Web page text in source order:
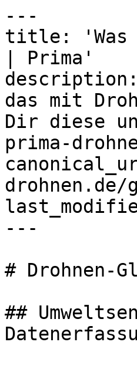
---
title: 'Was
| Prima'
description:
das mit
Dir diese
prima-
drohnen.de/
---
# Drohnen-
##